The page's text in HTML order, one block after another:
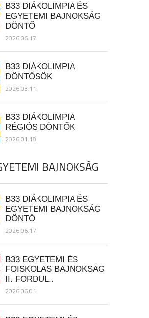
B33 DIÁKOLIMPIA ÉS
EGYETEMI BAJNOKSÁG
DÖNTŐ
2026.06.17.
B33 DIÁKOLIMPIA
DÖNTŐSÖK
2026.03.11.
B33 DIÁKOLIMPIA
RÉGIÓS DÖNTŐK
2026.01.18.
BAJNOKSÁG
B33 DIÁKOLIMPIA ÉS
EGYETEMI BAJNOKSÁG
DÖNTŐ
2026.06.17.
B33 EGYETEMI ÉS
FŐISKOLÁS BAJNOKSÁG
II. FORDUL..
2026.06.01.